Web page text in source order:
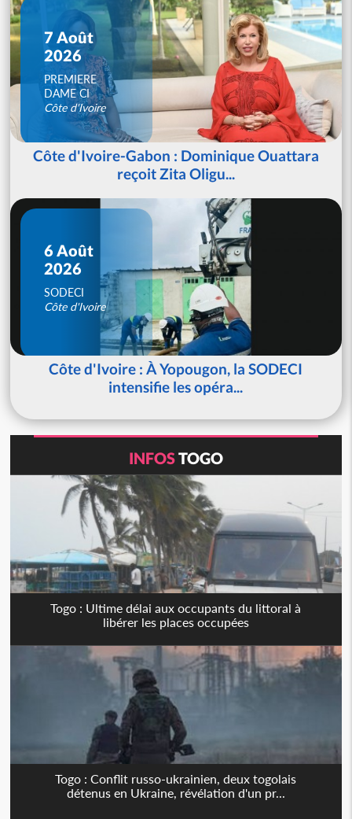
7 Août
2026
PREMIERE
DAME CI
Côte d'Ivoire
Côte d'Ivoire-Gabon : Dominique Ouattara
reçoit Zita Oligu...
6 Août
2026
SODECI
Côte d'Ivoire
Côte d'Ivoire : À Yopougon, la SODECI
intensifie les opéra...
INFOSTOGO
Togo : Ultime délai aux occupants du littoral à
libérer les places occupées
Togo : Conflit russo-ukrainien, deux togolais
détenus en Ukraine, révélation d'un pr...